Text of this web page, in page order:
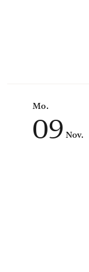
Mo.
09 Nov.